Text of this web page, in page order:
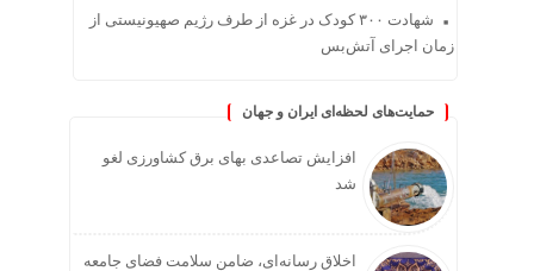
شهادت ۳۰۰ کودک در غزه از طرف رژیم صهیونیستی از
زمان اجرای آتش‌بس
حمایت‌های لحظه‌ای ایران و جهان
افزایش تصاعدی بهای برق کشاورزی لغو
شد
اخلاق رسانه‌ای، ضامن سلامت فضای جامعه